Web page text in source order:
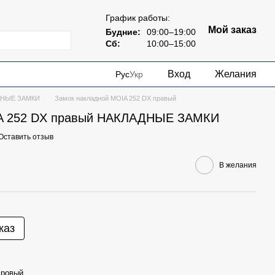
График работы:
Будние:
09:00–19:00
Сб:
10:00–15:00
Мой заказ
РусУкр Вход Желания
ЗАМКИ Замок накладной MOIA 252 DX правый
252 DX правый НАКЛАДНЫЕ ЗАМКИ
отзыв
В желания